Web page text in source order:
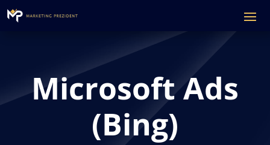
Microsoft Ads
(Bing)